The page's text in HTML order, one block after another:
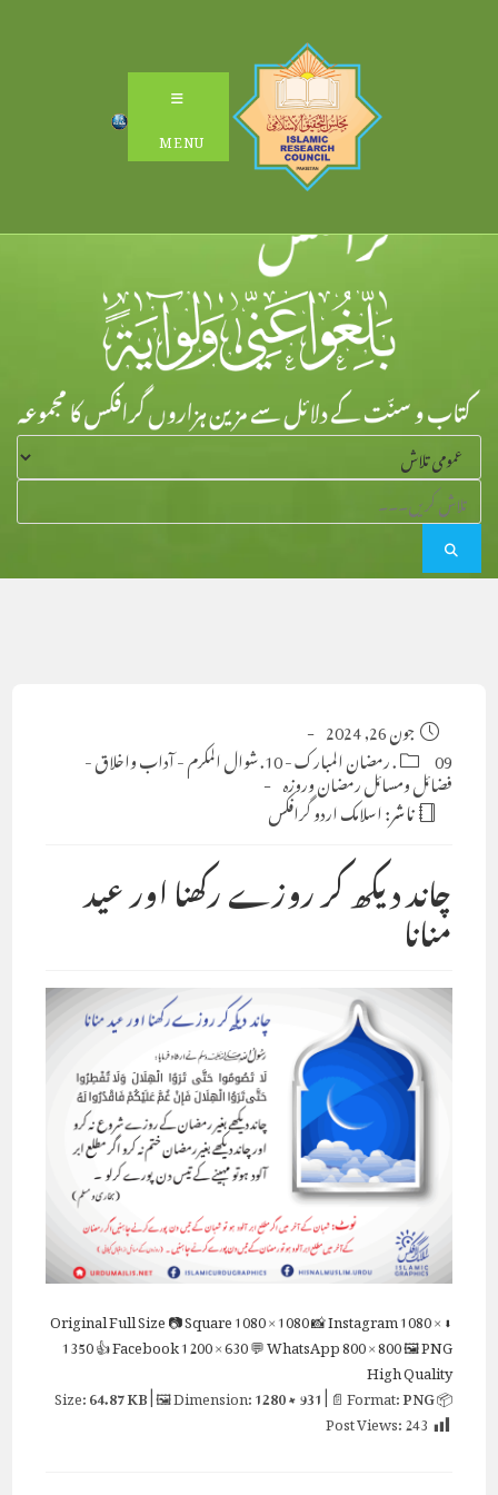
MENU
Post
published:
جون 26, 2024
Post
category:
09. رمضان المبارک -10. شوال المکرم -آداب واخلاق-
فضائل ومسائل رمضان وروزہ
ناشر:اسلامک اردو گرافکس
چاند دیکھ کر روزے رکھنا اور عید
منانا
⬇ Original
Full Size📷 Square1080 × 1080📸 Instagram1080 ×
1350👍 Facebook1200 × 630💬 WhatsApp800 × 800🖼 PNG
High Quality
📦 Size:
64.87 KB| 🖼 Dimension:1280 × 931| 📄 Format:PNG
Post Views:243